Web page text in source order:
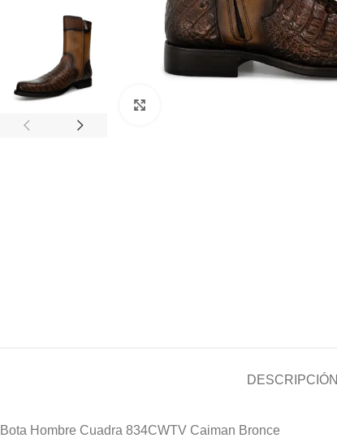
DESCRIPCIÓN
Bota Hombre Cuadra 834CWTV Caiman Bronce